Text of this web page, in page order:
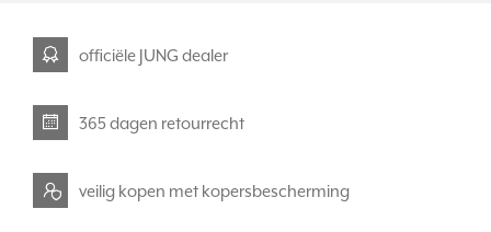
officiële JUNG dealer
365 dagen retourrecht
veilig kopen met kopersbescherming